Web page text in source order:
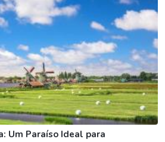
Um Paraíso Ideal para